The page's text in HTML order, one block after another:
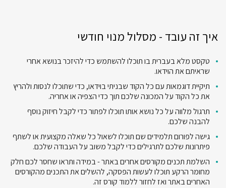
איך זה עובד - מסלול מנוי חודשי
טקסט מלא בעברית בו תוכלו להשתמש כדי להיזכר בנושא אחרי
שראיתם את הוידאו.
תיקיית דוגמאות עם כל הקוד שבניתי בוידאו, כדי שתוכלו לנסות ולהריץ
את כל הקוד על המכונה שלכם תוך כדי הצפיה או אחריה.
תרגול מלווה על כל נושא אותו תוכלו לפתור כדי לקבל חיזוק נוסף
להבנה שלכם.
גישה לפורום תלמידים שם תוכלו לשאול כל שאלה מקצועית או לשתף
פיתרונות שלכם לתרגילים כדי לקבל משוב על העבודה שלכם.
השלמת תכנים מקורסים אחרים באתר - במידה ותראו שחסר לכם חלק
מחומר הרקע תוכלו לעשות הפסקה, להשלים את התכנים מהקורסים
האחרים באתר ואז לחזור ללמוד קורס זה.